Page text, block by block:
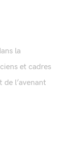
la
et cadres
de l’avenant